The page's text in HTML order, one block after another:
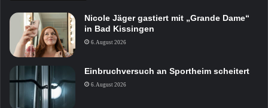
Nicole Jäger gastiert mit „Grande Dame“
in Bad Kissingen
6. August 2026
Einbruchversuch an Sportheim scheitert
6. August 2026